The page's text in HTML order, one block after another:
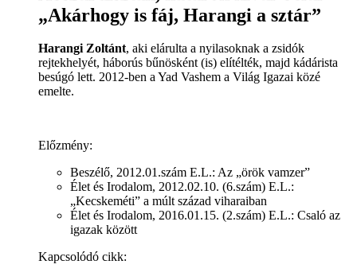
„Akárhogy is fáj, Harangi a sztár”
Harangi Zoltánt, aki elárulta a nyilasoknak a zsidók
rejtekhelyét, háborús bűnösként (is) elítélték, majd kádárista
besúgó lett. 2012-ben a Yad Vashem a Világ Igazai közé
emelte.
Előzmény:
Beszélő, 2012.01.szám E.L.: Az „örök vamzer”
Élet és Irodalom, 2012.02.10. (6.szám) E.L.:
„Kecskeméti” a múlt század viharaiban
Élet és Irodalom, 2016.01.15. (2.szám) E.L.: Csaló az
igazak között
Kapcsolódó cikk: